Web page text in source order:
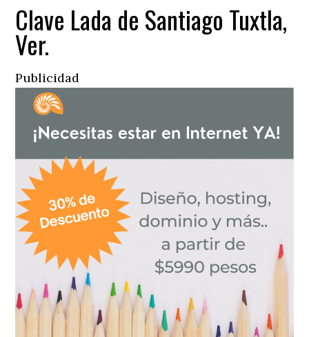
Clave Lada de Santiago Tuxtla,
Ver.
Publicidad